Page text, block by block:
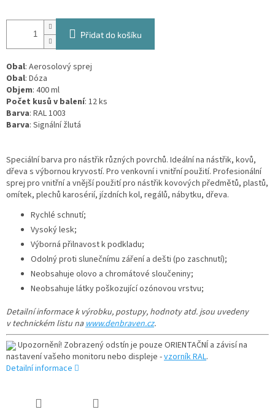
Přidat do košíku
Obal: Aerosolový sprej
Obal: Dóza
Objem: 400 ml
Počet kusů v balení: 12 ks
Barva: RAL 1003
Barva: Signální žlutá
Speciální barva pro nástřik různých povrchů. Ideální na nástřik, kovů,
dřeva s výbornou kryvostí. Pro venkovní i vnitřní použití. Profesionální
sprej pro vnitřní a vnější použití pro nástřik kovových předmětů, plastů,
omítek, plechů karosérií, jízdních kol, regálů, nábytku, dřeva.
Rychlé schnutí;
Vysoký lesk;
Výborná přilnavost k podkladu;
Odolný proti slunečnímu záření a dešti (po zaschnutí);
Neobsahuje olovo a chromátové sloučeniny;
Neobsahuje látky poškozující ozónovou vrstvu;
Detailní informace k výrobku, postupy, hodnoty atd. jsou uvedeny
v technickém listu nawww.denbraven.cz.
Upozornění! Zobrazený odstín je pouze ORIENTAČNÍ a závisí na
nastavení vašeho monitoru nebo displeje -vzorník RAL.
Detailní informace